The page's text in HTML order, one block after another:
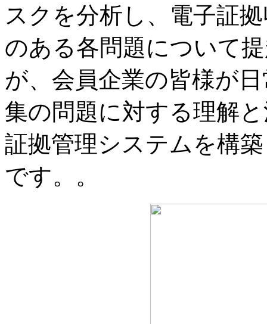
スクを分析し、電子証
のある各問題について
が、会員企業の皆様が
集の問題に対する理解
証拠管理システムを構
です。。